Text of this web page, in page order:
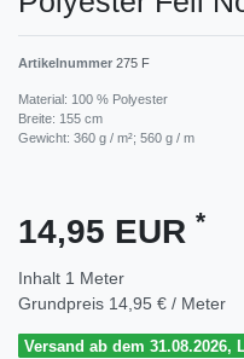
Artikelnummer 275 F
Material: 100 % Polyester
Breite: 155 cm
Gewicht: 360 g / m²; 560 g / m
14,95 EUR *
Inhalt 1 Meter
Grundpreis 14,95 € / Meter
Versand ab dem 31.08.2026,